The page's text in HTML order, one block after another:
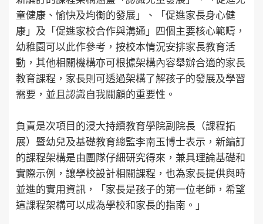
童健康、愉快及均衡的發展」、「促進家長身心健
康」及「促進家校合作與溝通」四個主要核心範疇，
幼稚園可以此作參考，按校本情況安排家長教育活
動，其他相關機構亦可根據架構內容舉辦合適的家長
教育課程，家長則可透過架構了解孩子的發展及學習
需要，並且認識自我關顧的重要性。
負責是次項目的浸大持續教育學院副院長（課程拓
展）暨幼兒及基礎教育總監李南玉博士表示，新編訂
的課程架構是由團隊仔細研究得來，兼具理論基礎和
實際示例，讓學校設計相關課程，也為家長提供與時
並進的實用資訊，「家長是孩子的第一位老師，希望
這課程架構可以成為學校和家長的指南。」